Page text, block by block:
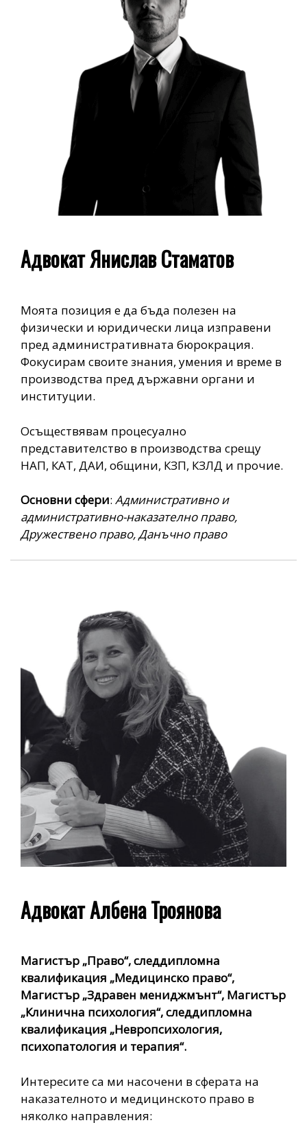
Адвокат Янислав Стаматов
Моята позиция е да бъда полезен на
физически и юридически лица изправени
пред административната бюрокрация.
Фокусирам своите знания, умения и време в
производства пред държавни органи и
институции.
Осъществявам процесуално
представителство в производства срещу
НАП, КАТ, ДАИ, общини, КЗП, КЗЛД и прочие.
Основни сфери: Административно и
административно-наказателно право,
Дружествено право, Данъчно право
Адвокат Албена Троянова
Магистър „Право“, следдипломна
квалификация „Медицинско право“,
Магистър „Здравен мениджмънт“, Магистър
„Клинична психология“, следдипломна
квалификация „Невропсихология,
психопатология и терапия“.
Интересите са ми насочени в сферата на
наказателното и медицинското право в
няколко направления: